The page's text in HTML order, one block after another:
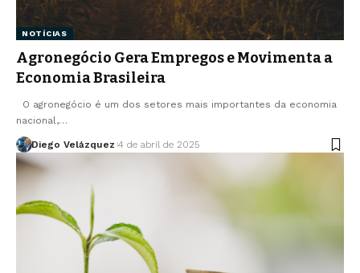
NOTÍCIAS
Agronegócio Gera Empregos e Movimenta a
Economia Brasileira
O agronegócio é um dos setores mais importantes da economia
nacional,…
Diego Velázquez 4 de abril de 2025